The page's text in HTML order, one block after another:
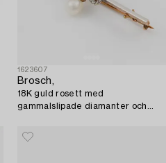
1623607
Brosch,
18K guld rosett med
gammalslipade diamanter och